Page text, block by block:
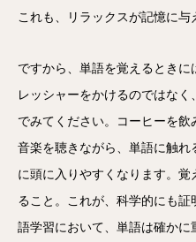
これも、リラックスが記憶に与
ですから、単語を覚えるとき
レッシャーをかけるのではな
でみてください。コーヒーを
音楽を聴きながら、単語に触
に頭に入りやすくなります。
ること。これが、科学的にも
語学習において、単語は確か